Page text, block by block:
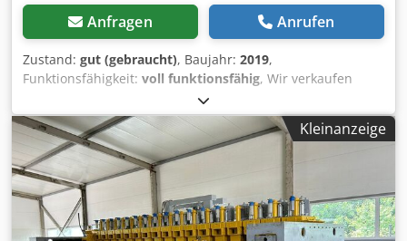
Anfragen Anrufen
Zustand: gut (gebraucht), Baujahr: 2019,
Funktionsfähigkeit: voll funktionsfähig, Wir verkaufen
unsere gebrauchte THIBAUT 815 V4, eine bewährte
Multifunktionsmaschine für die professionelle Bearbeitung
von Natur- und Kunststein. Cedpfx Aowu Rg Docdoha Die
Maschine befindet sich in gutem, funktionsfähigem
Zustand und ist sofort einsatzbereit. Ideal für
Steinmetzbetriebe, Werkstätten oder Restauratoren, die
eine robuste und vielseitige Lösung für Schneid-, Fräs-,
Bohr- und Polierarbeiten suchen.
Kleinanzeige